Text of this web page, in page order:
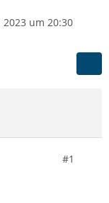
2023 um 20:30
#1